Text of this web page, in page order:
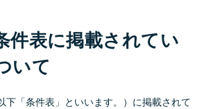
件表に掲載されてい
いて
下「条件表」といいます。）に掲載されて